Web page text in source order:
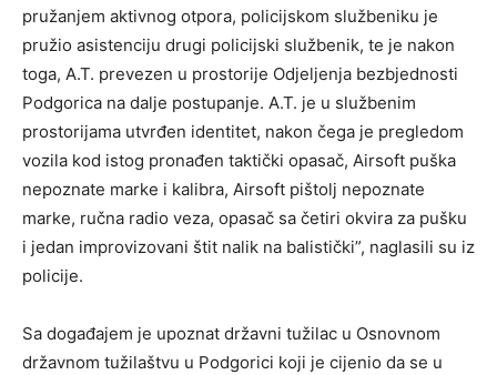
pružanjem aktivnog otpora, policijskom službeniku je
pružio asistenciju drugi policijski službenik, te je nakon
toga, A.T. prevezen u prostorije Odjeljenja bezbjednosti
Podgorica na dalje postupanje. A.T. je u službenim
prostorijama utvrđen identitet, nakon čega je pregledom
vozila kod istog pronađen taktički opasač, Airsoft puška
nepoznate marke i kalibra, Airsoft pištolj nepoznate
marke, ručna radio veza, opasač sa četiri okvira za pušku
i jedan improvizovani štit nalik na balistički”, naglasili su iz
policije.
Sa događajem je upoznat državni tužilac u Osnovnom
državnom tužilaštvu u Podgorici koji je cijenio da se u